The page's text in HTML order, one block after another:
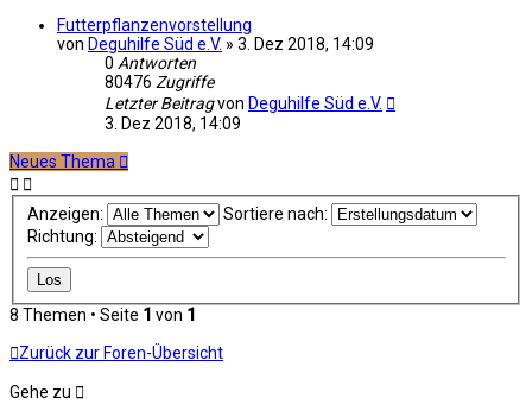
Futterpflanzenvorstellung
von Deguhilfe Süd e.V. » 3. Dez 2018, 14:09
0 Antworten
80476 Zugriffe
Letzter Beitragvon Deguhilfe Süd e.V.
3. Dez 2018, 14:09
Neues Thema
Anzeigen:
Sortiere nach:
Richtung:
8 Themen • Seite 1 von 1
Zurück zur Foren-Übersicht
Gehe zu